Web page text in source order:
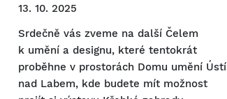
13. 10. 2025
Srdečně vás zveme na další Čelem
k umění a designu, které tentokrát
proběhne v prostorách Domu umění Ústí
nad Labem, kde budete mít možnost